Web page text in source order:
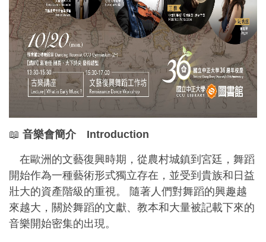
📖 音樂會簡介 Introduction
在歐洲的文藝復興時期，從農村城鎮到宮廷，舞蹈
開始作為一種藝術形式獨立存在，並受到貴族和日益
壯大的資產階級的重視。 隨著人們對舞蹈的興趣越
來越大，關於舞蹈的文獻、教本和大量被記載下來的
音樂開始密集的出現。